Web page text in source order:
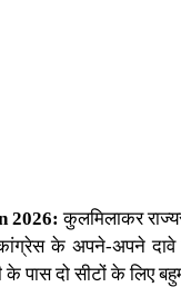
2026: कुलमिलाकर
के अपने-अपने
के पास दो सीटों के लिए